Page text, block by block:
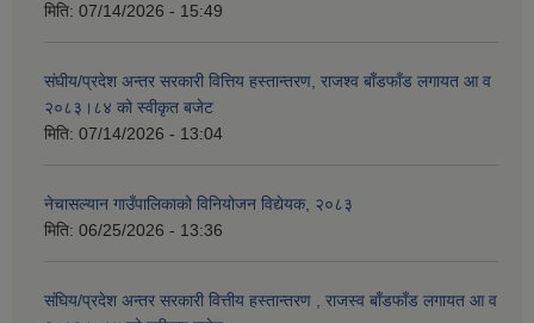
मिति: 07/14/2026 - 15:49
संघीय/प्रदेश अन्तर सरकारी वित्तिय हस्तान्तरण, राजश्व बाँडफाँड लगायत आ व
२०८३।८४ को स्वीकृत बजेट
मिति: 07/14/2026 - 13:04
नेचासल्यान गाउँपालिकाको विनियोजन विद्येयक, २०८३
मिति: 06/25/2026 - 13:36
संघिय/प्रदेश अन्तर सरकारी वित्तीय हस्तान्तरण , राजस्व बाँडफाँड लगायत आ व